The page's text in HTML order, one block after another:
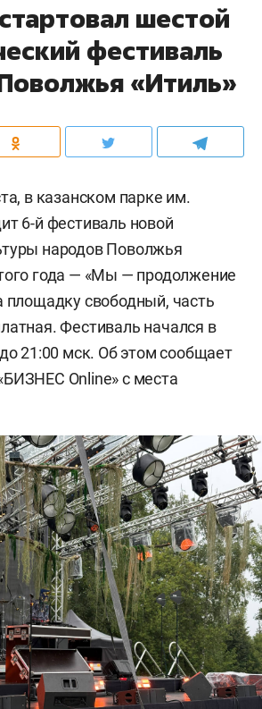
шестой
фестиваль
«Итиль»
в казанском парке им.
6-й фестиваль новой
народов Поволжья
года — «Мы — продолжение
площадку свободный, часть
Фестиваль начался в
21:00 мск. Об этом сообщает
Online» с места